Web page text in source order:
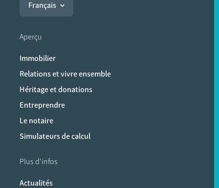
Français
Aperçu
Immobilier
Relations et vivre ensemble
Héritage et donations
Entreprendre
Le notaire
Simulateurs de calcul
Plus d'infos
Actualités